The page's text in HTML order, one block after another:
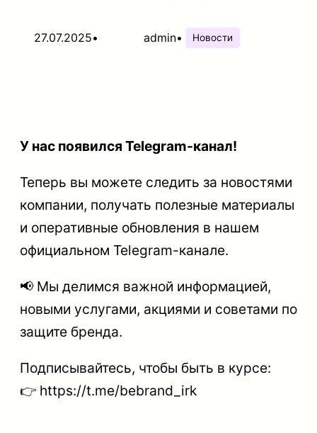
27.07.2025• admin• Новости
У нас появился Telegram-канал!
Теперь вы можете следить за новостями
компании, получать полезные материалы
и оперативные обновления в нашем
официальном Telegram-канале.
📢 Мы делимся важной информацией,
новыми услугами, акциями и советами по
защите бренда.
Подписывайтесь, чтобы быть в курсе:
👉 https://t.me/bebrand_irk